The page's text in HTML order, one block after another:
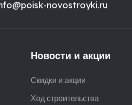
novostroyki.ru
Новости и акции
Скидки и акции
Ход строительства